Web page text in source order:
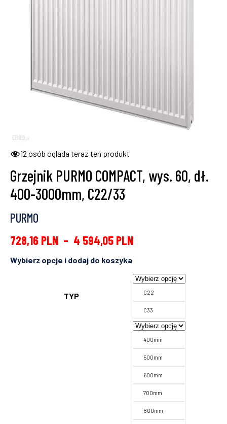
12 osób ogląda teraz ten produkt
Grzejnik PURMO COMPACT, wys. 60, dł.
400-3000mm, C22/33
PURMO
728,16 PLN – 4 594,05 PLN
TYP C22
C33
400mm
500mm
600mm
700mm
800mm